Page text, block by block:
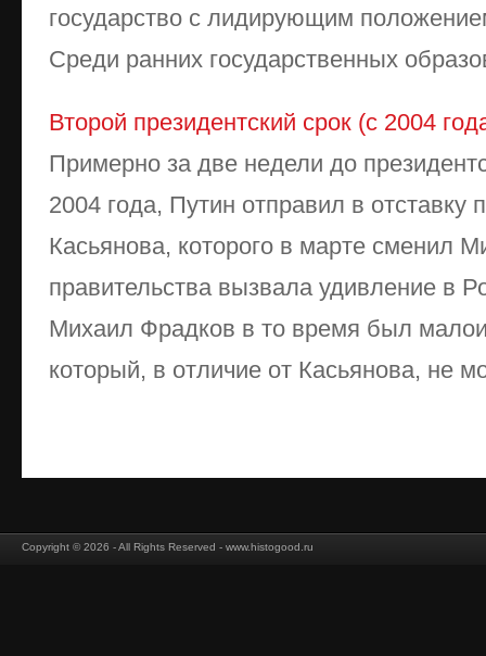
государство с лидирующим
Среди ранних государственных
Второй президентский срок (с 2004
Примерно за две недели до
2004 года, Путин отправил в отставку
Касьянова, которого в марте сменил
правительства вызвала удивление в
Михаил Фрадков в то время был
который, в отличие от Касьянова, не
Copyright © 2026 - All Rights Reserved - www.histogood.ru